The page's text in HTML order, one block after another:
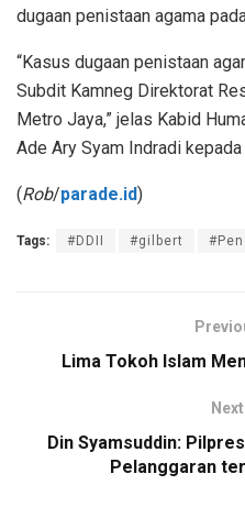
dugaan penistaan agama
“Kasus dugaan penistaan
Subdit Kamneg Direktorat
Metro Jaya,” jelas Kabid
Ade Ary Syam Indradi
(Rob/parade.id)
Tags: #DDII #gilbert
Lima Tokoh Islam
Din Syamsuddin:
Pelanggaran